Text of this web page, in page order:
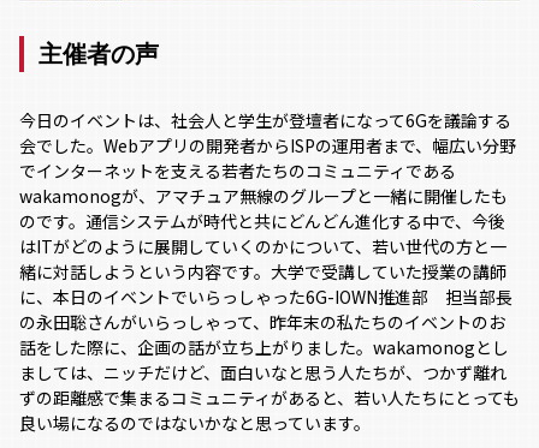
主催者の声
今日のイベントは、社会人と学生が登壇者になって6Gを議論する
会でした。Webアプリの開発者からISPの運用者まで、幅広い分野
でインターネットを支える若者たちのコミュニティである
wakamonogが、アマチュア無線のグループと一緒に開催したも
のです。通信システムが時代と共にどんどん進化する中で、今後
はITがどのように展開していくのかについて、若い世代の方と一
緒に対話しようという内容です。大学で受講していた授業の講師
に、本日のイベントでいらっしゃった6G-IOWN推進部 担当部長
の永田聡さんがいらっしゃって、昨年末の私たちのイベントのお
話をした際に、企画の話が立ち上がりました。wakamonogとし
ましては、ニッチだけど、面白いなと思う人たちが、つかず離れ
ずの距離感で集まるコミュニティがあると、若い人たちにとっても
良い場になるのではないかなと思っています。